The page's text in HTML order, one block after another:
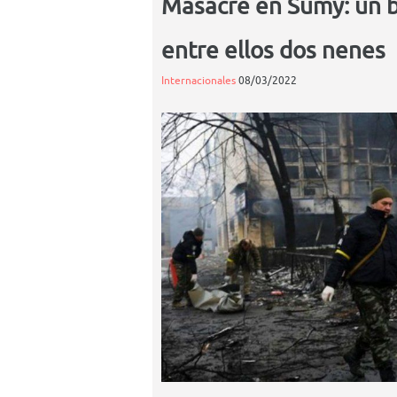
Masacre en Sumy:
entre ellos dos nenes
Internacionales08/03/2022